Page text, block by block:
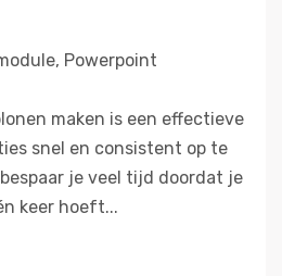
, Powerpoint
maken is een effectieve
snel en consistent op te
je veel tijd doordat je
keer hoeft...